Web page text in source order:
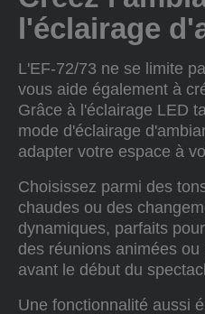
l'éclairage
L'EF-72/73 ne se limite
vous aide également à
Grâce à l'éclairage LED
mode d'éclairage
adapter votre espace à
Choisissez parmi des
chaudes ou des
dynamiques, parfaits
des réunions animées
avant le début du
Une fonctionnalité aussi